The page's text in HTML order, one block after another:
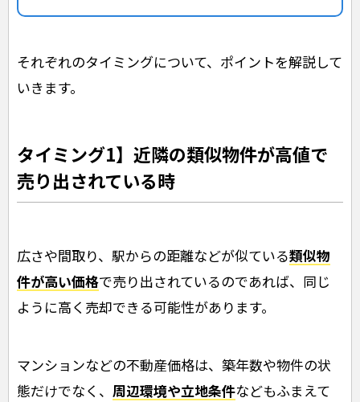
それぞれのタイミングについて、ポイントを解説して
いきます。
タイミング1】近隣の類似物件が高値で
売り出されている時
広さや間取り、駅からの距離などが似ている類似物
件が高い価格で売り出されているのであれば、同じ
ように高く売却できる可能性があります。
マンションなどの不動産価格は、築年数や物件の状
態だけでなく、 周辺環境や立地条件などもふまえて